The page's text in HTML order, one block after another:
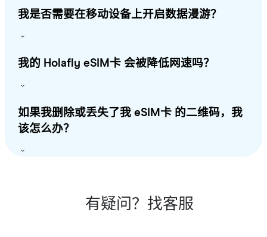
我是否需要在移动设备上开启数据漫游？
我的 Holafly eSIM卡 会被降低网速吗？
如果我删除或丢失了我 eSIM卡 的二维码，我
该怎么办？
有疑问？找客服